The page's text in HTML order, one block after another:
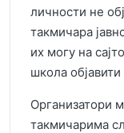
личности не
такмичара
их могу на
школа
Организатори
такмичарима